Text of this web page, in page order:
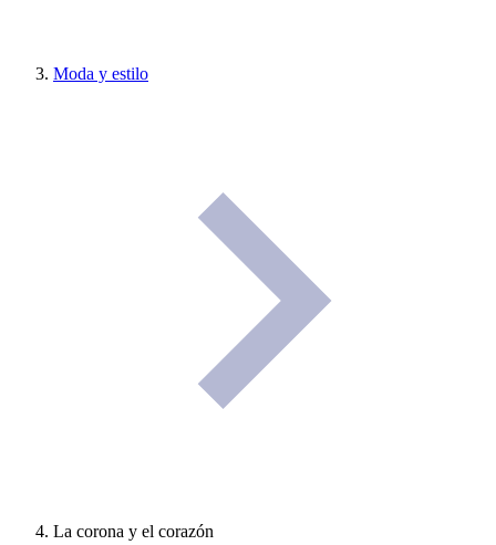
Moda y estilo
La corona y el corazón